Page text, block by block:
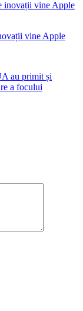
vine Apple
au primit și
a focului